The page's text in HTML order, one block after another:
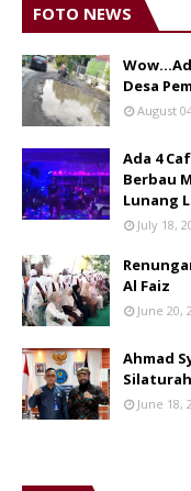
FOTO NEWS
Desa
August
Ada 4
Berbau
Lunang
July 18,
Al Faiz
June 20,
Ahmad
June 18,